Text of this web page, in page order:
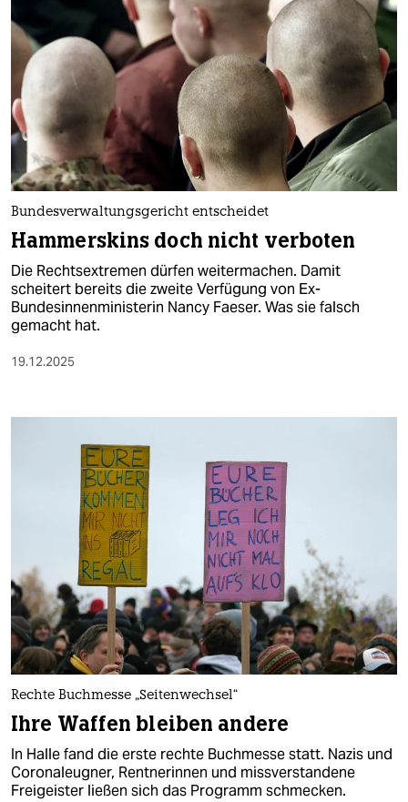
Bundesverwaltungsgericht entscheidet
Hammerskins doch nicht verboten
Die Rechtsextremen dürfen weitermachen. Damit
scheitert bereits die zweite Verfügung von Ex-
Bundesinnenministerin Nancy Faeser. Was sie falsch
gemacht hat.
19.12.2025
Rechte Buchmesse „Seitenwechsel“
Ihre Waffen bleiben andere
In Halle fand die erste rechte Buchmesse statt. Nazis und
Coronaleugner, Rentnerinnen und missverstandene
Freigeister ließen sich das Programm schmecken.